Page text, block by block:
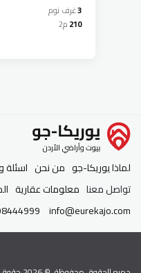
3غرف نوم
210م2
لماذا يوريكا-جو من نحن اسئلة
تواصل معنا معلومات عقارية
info@eurekajo.com